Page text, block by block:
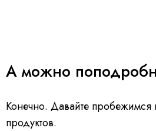
А можно
Конечно. Давайте пробежимся
продуктов.